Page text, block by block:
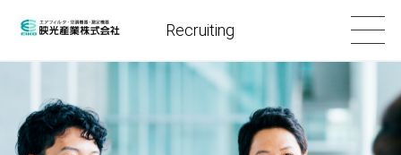
Recruiting